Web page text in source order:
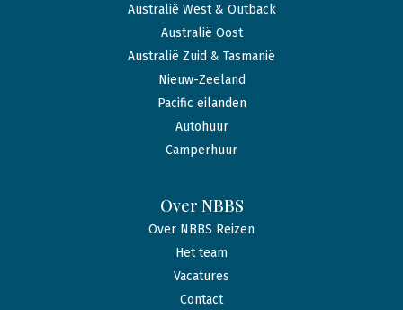
Australië West & Outback
Australië Oost
Australië Zuid & Tasmanië
Nieuw-Zeeland
Pacific eilanden
Autohuur
Camperhuur
Over NBBS
Over NBBS Reizen
Het team
Vacatures
Contact